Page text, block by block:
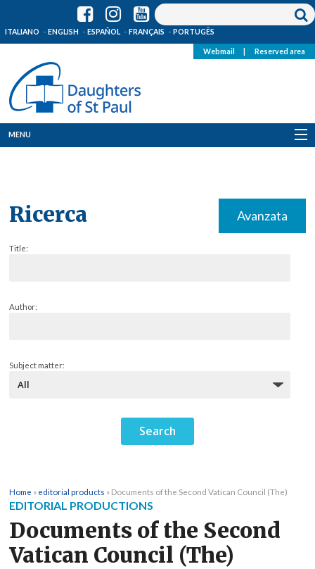
ITALIANO ENGLISH ESPAÑOL FRANÇAIS PORTUGÊS
Webmail Reserved area
MENU
Ricerca Avanzata
Title:
Author:
Subject matter:
Home » editorial products » Documents of the Second Vatican Council (The)
EDITORIAL PRODUCTIONS
Documents of the Second
Vatican Council (The)